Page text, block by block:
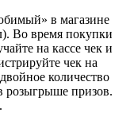
в магазине
Во время покупки
на кассе чек и
чек на
количество
розыгрыше призов.